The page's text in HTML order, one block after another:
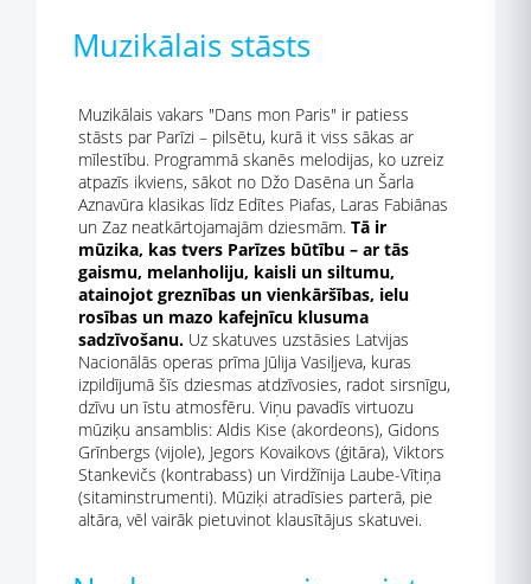
Muzikālais stāsts
Muzikālais vakars "Dans mon Paris" ir patiess
stāsts par Parīzi – pilsētu, kurā it viss sākas ar
mīlestību. Programmā skanēs melodijas, ko uzreiz
atpazīs ikviens, sākot no Džo Dasēna un Šarla
Aznavūra klasikas līdz Edītes Piafas, Laras Fabiānas
un Zaz neatkārtojamajām dziesmām. Tā ir
mūzika, kas tvers Parīzes būtību – ar tās
gaismu, melanholiju, kaisli un siltumu,
atainojot greznības un vienkāršības, ielu
rosības un mazo kafejnīcu klusuma
sadzīvošanu. Uz skatuves uzstāsies Latvijas
Nacionālās operas prīma Jūlija Vasiļjeva, kuras
izpildījumā šīs dziesmas atdzīvosies, radot sirsnīgu,
dzīvu un īstu atmosfēru. Viņu pavadīs virtuozu
mūziķu ansamblis: Aldis Kise (akordeons), Gidons
Grīnbergs (vijole), Jegors Kovaikovs (ģitāra), Viktors
Stankevičs (kontrabass) un Virdžīnija Laube-Vītiņa
(sitaminstrumenti). Mūziķi atradīsies parterā, pie
altāra, vēl vairāk pietuvinot klausītājus skatuvei.